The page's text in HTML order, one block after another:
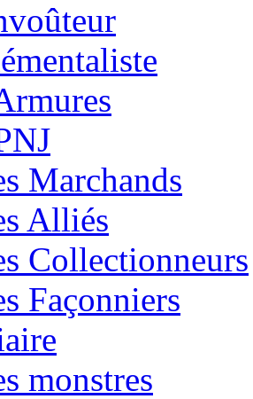
Marchands
Alliés
Collectionneurs
Façonniers
monstres